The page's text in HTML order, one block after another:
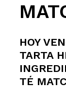
HOY
TARTA
TÉ